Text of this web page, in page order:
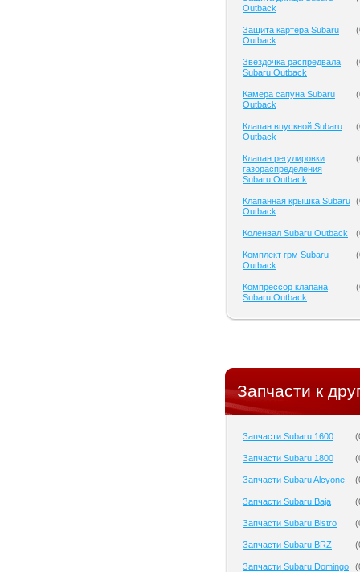
Outback
Защита картера Subaru
Outback
(
Звездочка распредвала
Subaru Outback
(
Камера сапуна Subaru
Outback
(
Клапан впускной Subaru
Outback
(
Клапан регулировки
газораспределения
Subaru Outback
(
Клапанная крышка Subaru
Outback
(
Коленвал Subaru Outback (
Комплект грм Subaru
Outback
(
Компрессор клапана
Subaru Outback
(
Запчасти к
Запчасти Subaru 1600 (
Запчасти Subaru 1800 (
Запчасти Subaru Alcyone (
Запчасти Subaru Baja (
Запчасти Subaru Bistro (
Запчасти Subaru BRZ (
Запчасти Subaru Domingo (